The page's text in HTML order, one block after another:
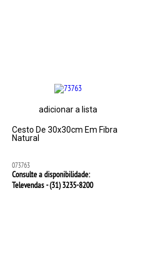
adicionar a lista
Cesto De 30x30cm Em Fibra
Natural
073763
Consulte a disponibilidade:
Televendas - (31)3235-8200